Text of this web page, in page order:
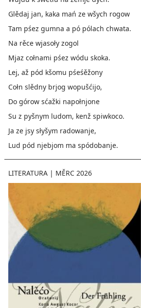
Glědaj jan, kaka mań ze wšych rogow
Tam pśez gumna a pó pólach chwata.
Na rěce wjasoły zogol
Mjaz cołnami pśez wódu skoka.
Lej, až pód kšomu pśeśěžony
Cołn slědny brjog wopušćijo,
Do górow sćažki napołnjone
Su z pyšnym ludom, kenž spiwkoco.
Ja ze jsy słyšym radowanje,
Lud pód njebjom ma spódobanje.
LITERATURA| MĚRC 2026